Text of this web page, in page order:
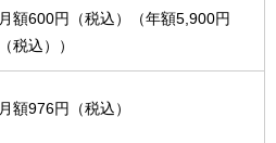
月額600円（税込）（年額5,900円
（税込））
月額976円（税込）